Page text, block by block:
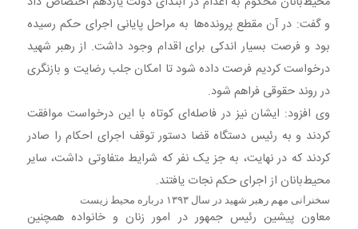
و گفت: در آن مقطع پرونده‌ها به مراحل پایانی اجرای حکم رسیده
بود و فرصت بسیار اندکی برای اقدام وجود داشت. از رهبر شهید
درخواست کردیم فرصت داده شود تا امکان جلب رضایت و بازنگری
در روند حقوقی فراهم شود.
وی افزود: ایشان نیز در فاصله‌ای کوتاه با این درخواست موافقت
کردند و به رئیس دستگاه قضا دستور توقف اجرای احکام را صادر
کردند که در نهایت، به جز یک نفر که شرایط متفاوتی داشت، سایر
محیط‌بانان از اجرای حکم نجات یافتند.
سخنرانی مهم رهبر شهید در سال ۱۳۹۳ درباره محیط‌ زیست
معاون پیشین رئیس جمهور در امور زنان و خانواده همچنین